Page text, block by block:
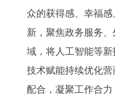
众的获得感、幸福
新，聚焦政务服务
域，将人工智能等
技术赋能持续优化
配合，凝聚工作合